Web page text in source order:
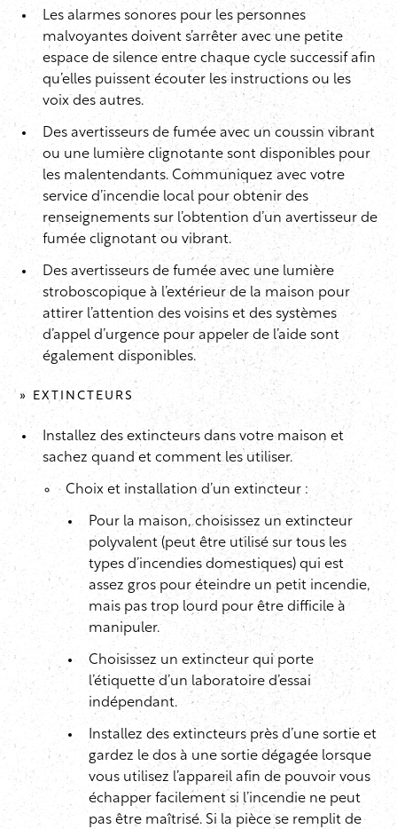
Les alarmes sonores pour les personnes
malvoyantes doivent s’arrêter avec une petite
espace de silence entre chaque cycle successif afin
qu’elles puissent écouter les instructions ou les
voix des autres.
Des avertisseurs de fumée avec un coussin vibrant
ou une lumière clignotante sont disponibles pour
les malentendants. Communiquez avec votre
service d’incendie local pour obtenir des
renseignements sur l’obtention d’un avertisseur de
fumée clignotant ou vibrant.
Des avertisseurs de fumée avec une lumière
stroboscopique à l’extérieur de la maison pour
attirer l’attention des voisins et des systèmes
d’appel d’urgence pour appeler de l’aide sont
également disponibles.
» EXTINCTEURS
Installez des extincteurs dans votre maison et
sachez quand et comment les utiliser.
Choix et installation d’un extincteur :
Pour la maison, choisissez un extincteur
polyvalent (peut être utilisé sur tous les
types d’incendies domestiques) qui est
assez gros pour éteindre un petit incendie,
mais pas trop lourd pour être difficile à
manipuler.
Choisissez un extincteur qui porte
l’étiquette d’un laboratoire d’essai
indépendant.
Installez des extincteurs près d’une sortie et
gardez le dos à une sortie dégagée lorsque
vous utilisez l’appareil afin de pouvoir vous
échapper facilement si l’incendie ne peut
pas être maîtrisé. Si la pièce se remplit de